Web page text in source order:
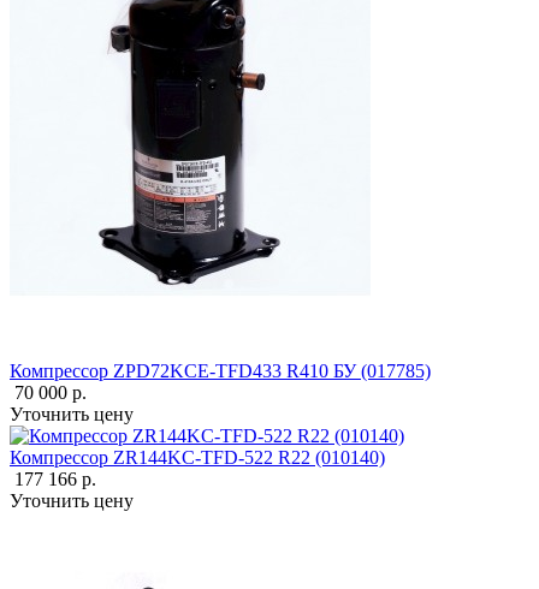
Компрессор ZPD72KCE-TFD433 R410 БУ (017785)
70 000 р.
Уточнить цену
Компрессор ZR144KC-TFD-522 R22 (010140)
177 166 р.
Уточнить цену